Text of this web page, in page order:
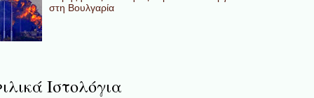
στη Βουλγαρία
Ιστολόγια